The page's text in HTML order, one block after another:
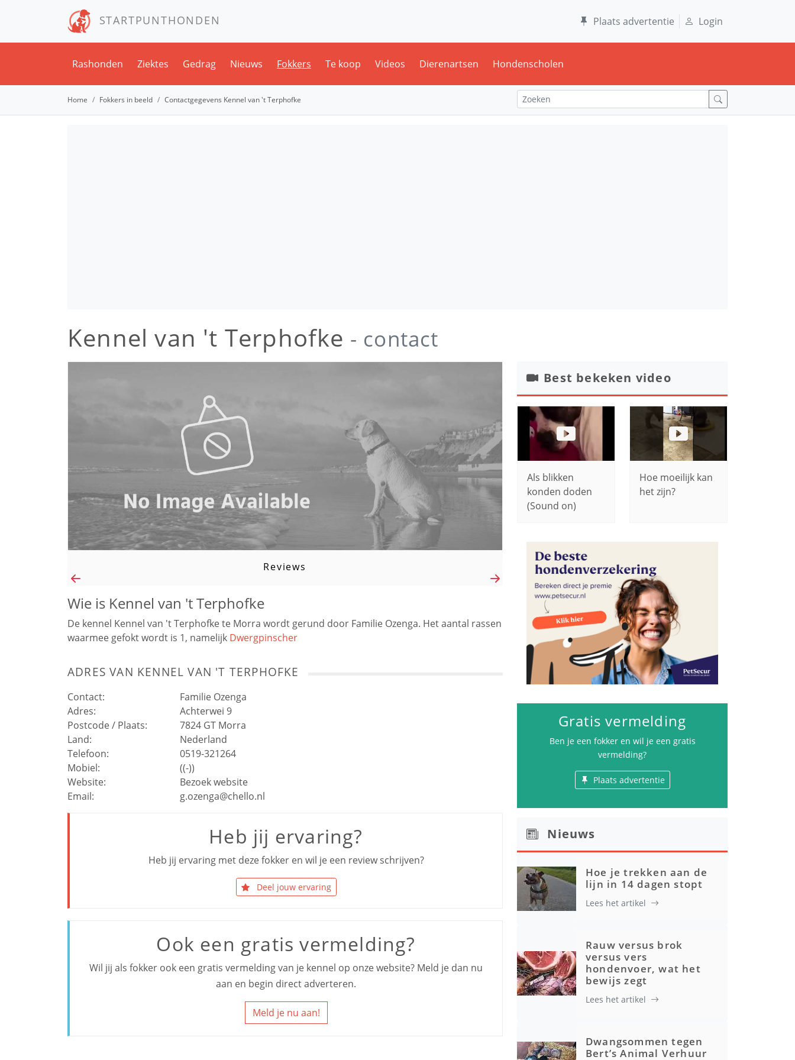
STARTPUNTHONDEN Plaats advertentie Login
Rashonden Ziektes Gedrag Nieuws Fokkers Te koop Videos Dierenartsen Hondenscholen
Home Fokkers in beeld Contactgegevens Kennel van 't Terphofke
Kennel van 't Terphofke - contact
Reviews
Wie is Kennel van 't Terphofke
De kennel Kennel van 't Terphofke te Morra wordt gerund door Familie Ozenga. Het aantal rassen
waarmee gefokt wordt is 1, namelijk Dwergpinscher
ADRES VAN KENNEL VAN 'T TERPHOFKE
Contact:
Familie Ozenga
Adres:
Achterwei 9
Postcode / Plaats:
7824 GT Morra
Land:
Nederland
Telefoon:
0519-321264
Mobiel:
((-))
Website:
Bezoek website
Email:
g.ozenga@chello.nl
Heb jij ervaring?
Heb jij ervaring met deze fokker en wil je een review schrijven?
Deel jouw ervaring
Ook een gratis vermelding?
Wil jij als fokker ook een gratis vermelding van je kennel op onze website? Meld je dan nu
aan en begin direct adverteren.
Meld je nu aan!
Best bekeken video
Als blikken
konden doden
(Sound on)
Hoe moeilijk kan
het zijn?
Gratis vermelding
Ben je een fokker en wil je een gratis
vermelding?
Plaats advertentie
Nieuws
Hoe je trekken aan de
lijn in 14 dagen stopt
Lees het artikel
Rauw versus brok
versus vers
hondenvoer, wat het
bewijs zegt
Lees het artikel
Dwangsommen tegen
Bert’s Animal Verhuur